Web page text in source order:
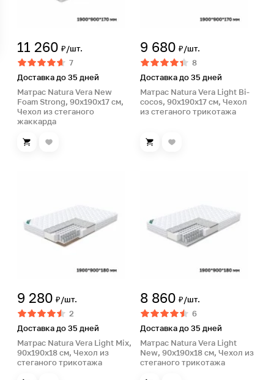
11 260 ₽/шт.
7
Доставка до 35 дней
Матрас Natura Vera New
Foam Strong, 90х190х17 см,
Чехол из стеганого
жаккарда
9 680 ₽/шт.
8
Доставка до 35 дней
Матрас Natura Vera Light Bi-
cocos, 90х190х17 см, Чехол
из стеганого трикотажа
9 280 ₽/шт.
2
Доставка до 35 дней
Матрас Natura Vera Light Mix,
90х190х18 см, Чехол из
стеганого трикотажа
8 860 ₽/шт.
6
Доставка до 35 дней
Матрас Natura Vera Light
New, 90х190х18 см, Чехол из
стеганого трикотажа